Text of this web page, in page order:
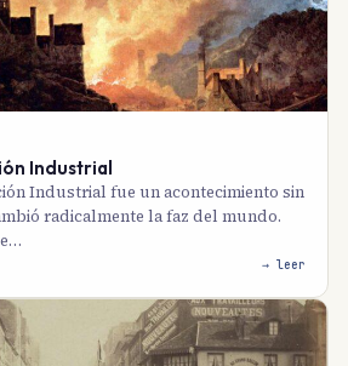
Industrial
Industrial fue un acontecimiento sin
radicalmente la faz del mundo.
→ leer